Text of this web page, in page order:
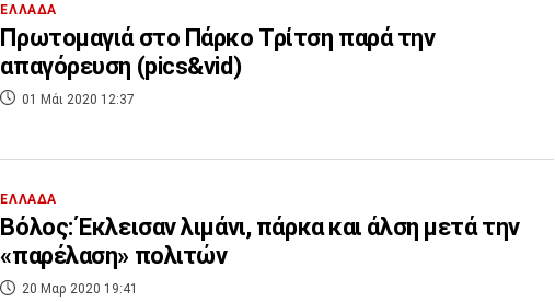
ΕΛΛΑΔΑ
Πρωτομαγιά στο Πάρκο Τρίτση παρά την
απαγόρευση (pics&vid)
01 Μάι 2020 12:37
ΕΛΛΑΔΑ
Βόλος: Έκλεισαν λιμάνι, πάρκα και άλση μετά την
«παρέλαση» πολιτών
20 Μαρ 2020 19:41